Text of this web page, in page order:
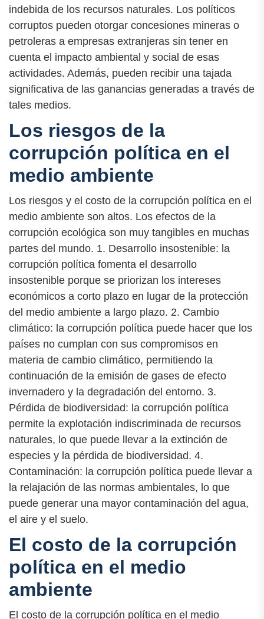
indebida de los recursos naturales. Los políticos
corruptos pueden otorgar concesiones mineras o
petroleras a empresas extranjeras sin tener en
cuenta el impacto ambiental y social de esas
actividades. Además, pueden recibir una tajada
significativa de las ganancias generadas a través de
tales medios.
Los riesgos de la
corrupción política en el
medio ambiente
Los riesgos y el costo de la corrupción política en el
medio ambiente son altos. Los efectos de la
corrupción ecológica son muy tangibles en muchas
partes del mundo. 1. Desarrollo insostenible: la
corrupción política fomenta el desarrollo
insostenible porque se priorizan los intereses
económicos a corto plazo en lugar de la protección
del medio ambiente a largo plazo. 2. Cambio
climático: la corrupción política puede hacer que los
países no cumplan con sus compromisos en
materia de cambio climático, permitiendo la
continuación de la emisión de gases de efecto
invernadero y la degradación del entorno. 3.
Pérdida de biodiversidad: la corrupción política
permite la explotación indiscriminada de recursos
naturales, lo que puede llevar a la extinción de
especies y la pérdida de biodiversidad. 4.
Contaminación: la corrupción política puede llevar a
la relajación de las normas ambientales, lo que
puede generar una mayor contaminación del agua,
el aire y el suelo.
El costo de la corrupción
política en el medio
ambiente
El costo de la corrupción política en el medio